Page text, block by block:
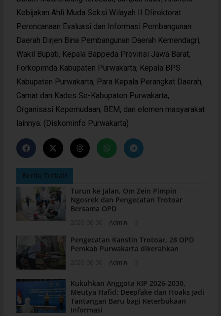
Kebijakan Ahli Muda Seksi Wilayah II DIirektorat
Perencanaan Evaluasi dan Informasi Pembangunan
Daerah Dirjen Bina Pembangunan Daerah Kemendagri,
Wakil Bupati, Kepala Bappeda Provinsi Jawa Barat,
Forkopimda Kabupaten Purwakarta, Kepala BPS
Kabupaten Purwakarta, Para Kepala Perangkat Daerah,
Camat dan Kades Se-Kabupaten Purwakarta,
Organisasi Kepemudaan, BEM, dan elemen masyarakat
lainnya. (Diskominfo Purwakarta)
Berita Terkait
Turun ke Jalan, Om Zein Pimpin
Ngosrek dan Pengecatan Trotoar
Bersama OPD
Admin
Pengecatan Kanstin Trotoar, 28 OPD
Pemkab Purwakarta dikerahkan
Admin
Kukuhkan Anggota KIP 2026-2030,
Meutya Hafid: Deepfake dan Hoaks Jadi
Tantangan Baru bagi Keterbukaan
Informasi